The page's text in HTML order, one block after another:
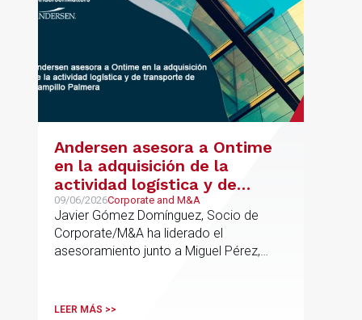
Andersen asesora a Ontime
en la adquisición de la
actividad logística y de
transporte de Campillo
Palmera
09/06/2026Corporate and M&A
Javier Gómez Domínguez, Socio de
Corporate/M&A ha liderado el
asesoramiento junto a Miguel Pérez,
LEER MÁS >>